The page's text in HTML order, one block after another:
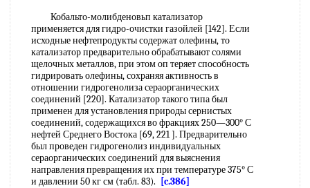
Кобальто-молибденовьп катализатор
применяется для гидро-очистки газойлей [142]. Если
исходные нефтепродукты содержат олефины, то
катализатор предварительно обрабатывают солями
щелочных металлов, при этом оп теряет способность
гидрировать олефины, сохраняя активность в
отношении гидрогенолиза сераорганических
соединений [220]. Катализатор такого типа был
применен для установления природы сернистых
соединений, содержащихся во фракциях 250—300° С
нефтей Среднего Востока [69, 221 ]. Предварительно
был проведен гидрогенолиз индивидуальных
сераорганических соединений для выяснения
направления превращения их при температуре 375° С
и давлении 50 кг см (табл. 83).
[c.386]